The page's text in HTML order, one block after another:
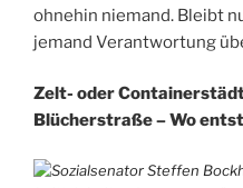
ohnehin niemand. Bleibt
jemand Verantwortung
Zelt- oder
Blücherstraße – Wo